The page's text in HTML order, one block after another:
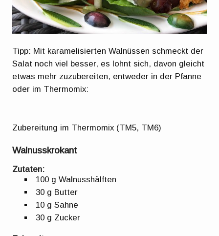
Tipp: Mit karamelisierten Walnüssen schmeckt der
Salat noch viel besser, es lohnt sich, davon gleicht
etwas mehr zuzubereiten, entweder in der Pfanne
oder im Thermomix:
Zubereitung im Thermomix (TM5, TM6)
Walnusskrokant
Zutaten:
100 g Walnusshälften
30 g Butter
10 g Sahne
30 g Zucker